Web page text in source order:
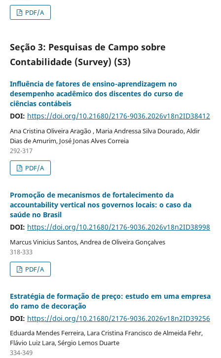
PDF/A
Seção 3: Pesquisas de Campo sobre
Contabilidade (Survey) (S3)
Influência de fatores de ensino-aprendizagem no
desempenho acadêmico dos discentes do curso de
ciências contábeis
DOI: https://doi.org/10.21680/2176-9036.2026v18n2ID38412
Ana Cristina Oliveira Aragão , Maria Andressa Silva Dourado, Aldir
Dias de Amurim, José Jonas Alves Correia
292-317
PDF/A
Promoção de mecanismos de fortalecimento da
accountability vertical nos governos locais: o caso da
saúde no Brasil
DOI: https://doi.org/10.21680/2176-9036.2026v18n2ID38998
Marcus Vinicius Santos, Andrea de Oliveira Gonçalves
318-333
PDF/A
Estratégia de formação de preço: estudo em uma empresa
do ramo de decoração
DOI: https://doi.org/10.21680/2176-9036.2026v18n2ID39256
Eduarda Mendes Ferreira, Lara Cristina Francisco de Almeida Fehr,
Flávio Luiz Lara, Sérgio Lemos Duarte
334-349